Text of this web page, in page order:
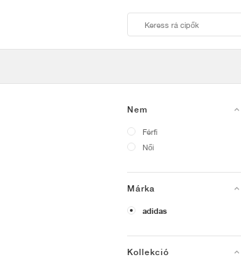
Nem
Férfi
Női
Márka
adidas
Kollekció